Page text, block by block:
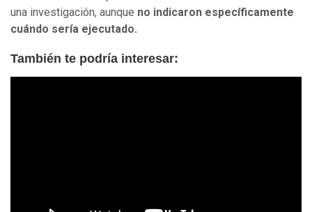
una investigación, aunque no indicaron específicamente
cuándo sería ejecutado.
También te podría interesar: